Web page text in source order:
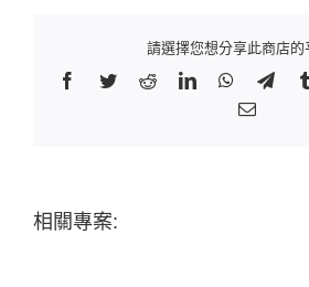
請選擇您想分享此商店的
Facebook
TwitterRedditLinkedIn
Email:
相關專案: